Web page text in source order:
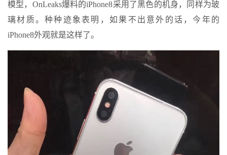
模型，OnLeaks爆料的iPhone8采用了黑色的机身，同样为玻
璃材质。种种迹象表明，如果不出意外的话，今年的
iPhone8外观就是这样了。